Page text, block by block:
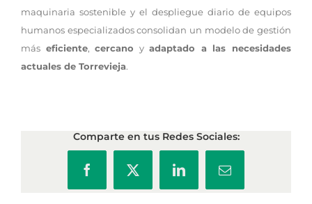
maquinaria sostenible y el despliegue diario de equipos
humanos especializados consolidan un modelo de gestión
más eficiente,cercano yadaptado a las necesidades
actuales de Torrevieja.
Comparte en tus Redes Sociales:
FacebookX LinkedInCorreo
electrónico